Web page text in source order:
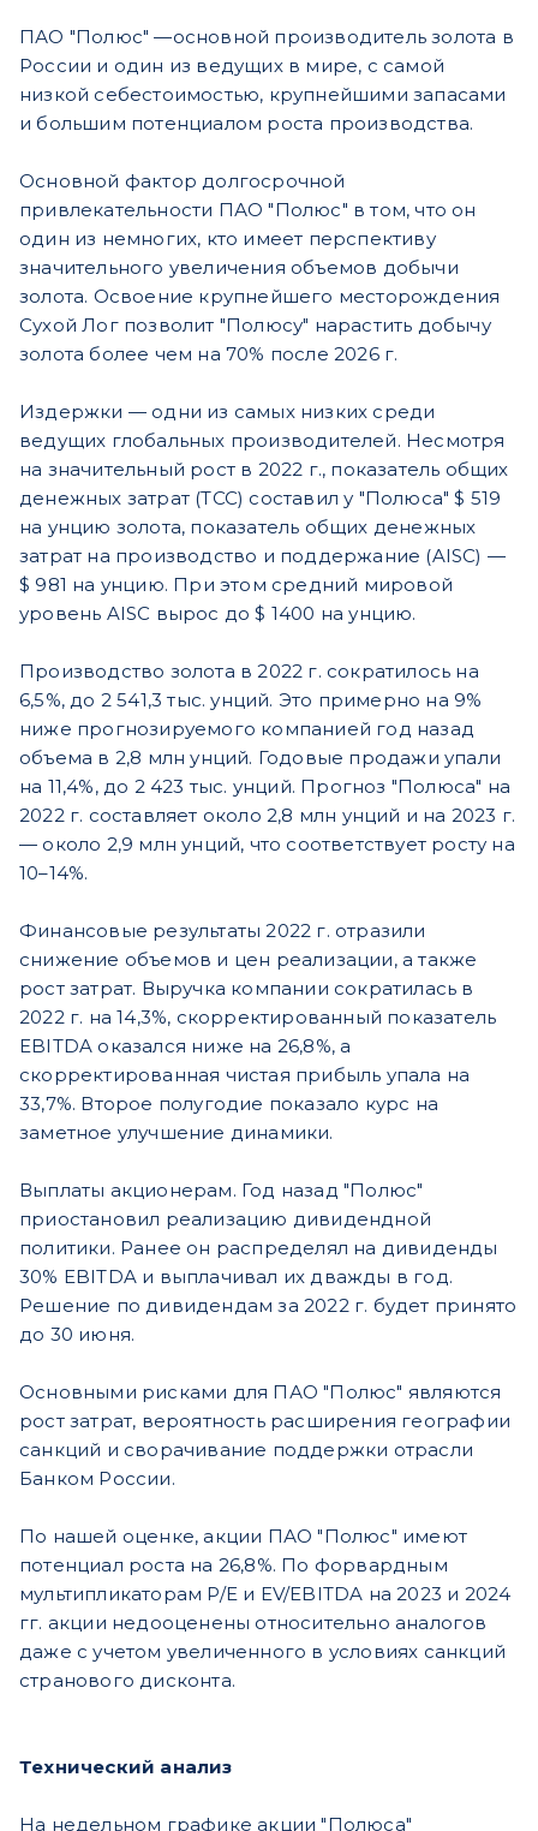
ПАО "Полюс" —основной производитель золота в
России и один из ведущих в мире, с самой
низкой себестоимостью, крупнейшими запасами
и большим потенциалом роста производства.
Основной фактор долгосрочной
привлекательности ПАО "Полюс" в том, что он
один из немногих, кто имеет перспективу
значительного увеличения объемов добычи
золота. Освоение крупнейшего месторождения
Сухой Лог позволит "Полюсу" нарастить добычу
золота более чем на 70% после 2026 г.
Издержки — одни из самых низких среди
ведущих глобальных производителей. Несмотря
на значительный рост в 2022 г., показатель общих
денежных затрат (ТСС) составил у "Полюса" $ 519
на унцию золота, показатель общих денежных
затрат на производство и поддержание (AISC) —
$ 981 на унцию. При этом средний мировой
уровень AISC вырос до $ 1400 на унцию.
Производство золота в 2022 г. сократилось на
6,5%, до 2 541,3 тыс. унций. Это примерно на 9%
ниже прогнозируемого компанией год назад
объема в 2,8 млн унций. Годовые продажи упали
на 11,4%, до 2 423 тыс. унций. Прогноз "Полюса" на
2022 г. составляет около 2,8 млн унций и на 2023 г.
— около 2,9 млн унций, что соответствует росту на
10–14%.
Финансовые результаты 2022 г. отразили
снижение объемов и цен реализации, а также
рост затрат. Выручка компании сократилась в
2022 г. на 14,3%, скорректированный показатель
EBITDA оказался ниже на 26,8%, а
скорректированная чистая прибыль упала на
33,7%. Второе полугодие показало курс на
заметное улучшение динамики.
Выплаты акционерам. Год назад "Полюс"
приостановил реализацию дивидендной
политики. Ранее он распределял на дивиденды
30% EBITDA и выплачивал их дважды в год.
Решение по дивидендам за 2022 г. будет принято
до 30 июня.
Основными рисками для ПАО "Полюс" являются
рост затрат, вероятность расширения географии
санкций и сворачивание поддержки отрасли
Банком России.
По нашей оценке, акции ПАО "Полюс" имеют
потенциал роста на 26,8%. По форвардным
мультипликаторам P/E и EV/EBITDA на 2023 и 2024
гг. акции недооценены относительно аналогов
даже с учетом увеличенного в условиях санкций
странового дисконта.
Технический анализ
На недельном графике акции "Полюса"